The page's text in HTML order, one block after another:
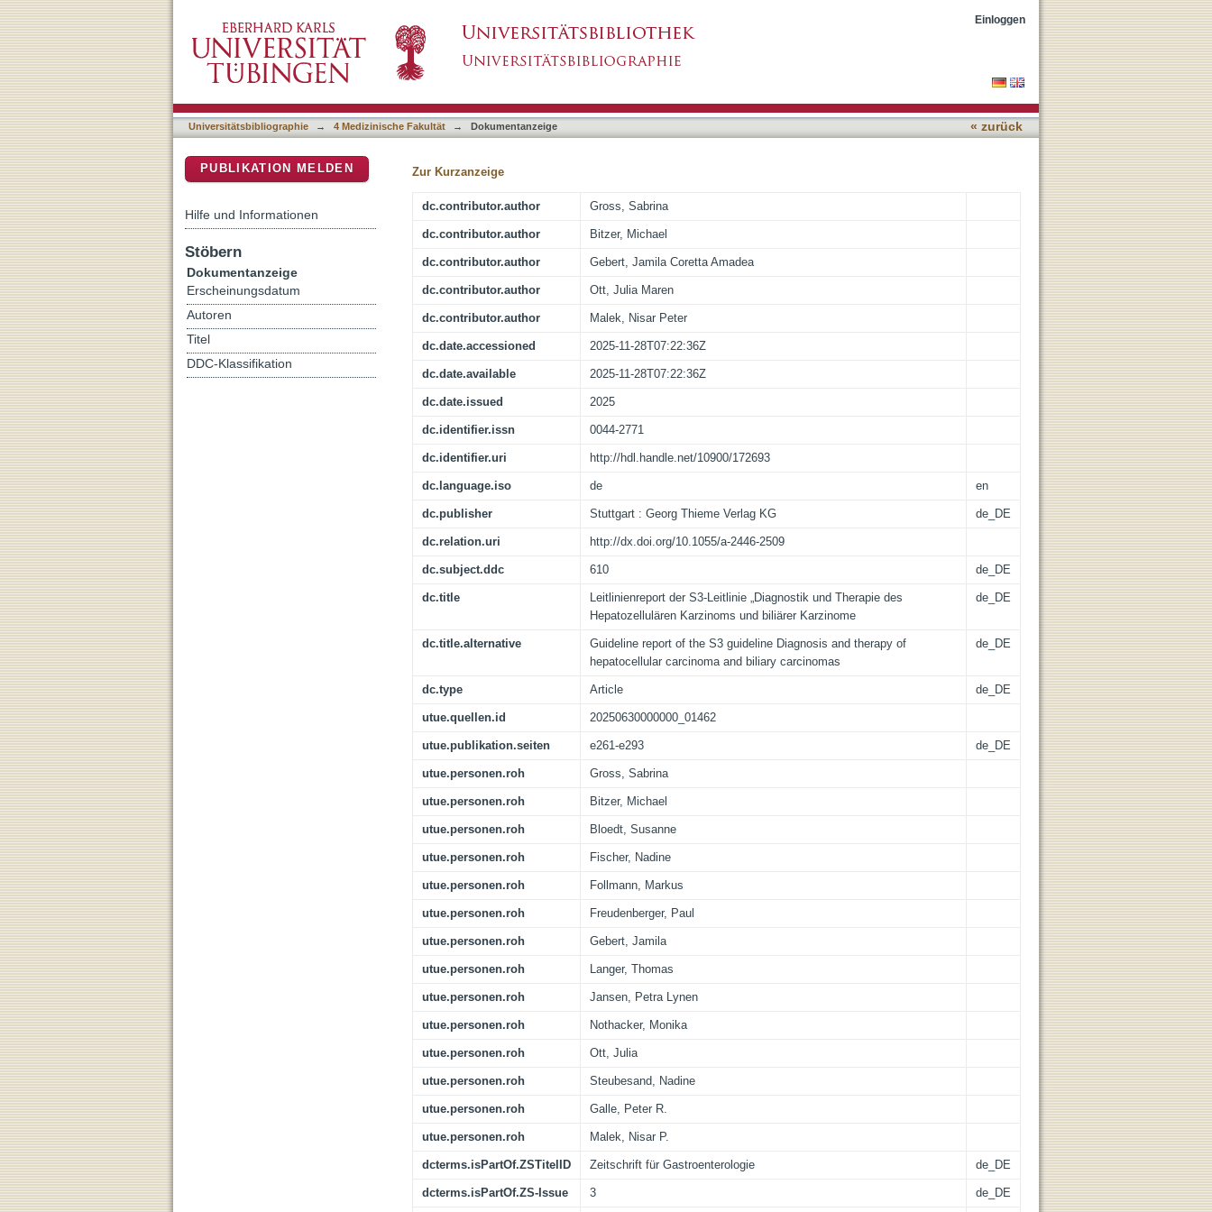
Leitlinienreport der S3-Leitlinie „Diagnostik und Therapie des Hepatozellulären Karzinoms und
biliärer Karzinome
Einloggen
Universitätsbibliographie → 4 Medizinische Fakultät → Dokumentanzeige « zurück
Zur Kurzanzeige
dc.contributor.author Gross, Sabrina
dc.contributor.author Bitzer, Michael
dc.contributor.author Gebert, Jamila Coretta Amadea
dc.contributor.author Ott, Julia Maren
dc.contributor.author Malek, Nisar Peter
dc.date.accessioned 2025-11-28T07:22:36Z
dc.date.available 2025-11-28T07:22:36Z
dc.date.issued 2025
dc.identifier.issn 0044-2771
dc.identifier.uri http://hdl.handle.net/10900/172693
dc.language.iso de en
dc.publisher Stuttgart : Georg Thieme Verlag KG de_DE
dc.relation.uri http://dx.doi.org/10.1055/a-2446-2509
dc.subject.ddc 610 de_DE
dc.title
Leitlinienreport der S3-Leitlinie „Diagnostik und Therapie des
Hepatozellulären Karzinoms und biliärer Karzinome
de_DE
dc.title.alternative
Guideline report of the S3 guideline Diagnosis and therapy of
hepatocellular carcinoma and biliary carcinomas
de_DE
dc.type Article de_DE
utue.quellen.id 20250630000000_01462
utue.publikation.seiten e261-e293 de_DE
utue.personen.roh Gross, Sabrina
utue.personen.roh Bitzer, Michael
utue.personen.roh Bloedt, Susanne
utue.personen.roh Fischer, Nadine
utue.personen.roh Follmann, Markus
utue.personen.roh Freudenberger, Paul
utue.personen.roh Gebert, Jamila
utue.personen.roh Langer, Thomas
utue.personen.roh Jansen, Petra Lynen
utue.personen.roh Nothacker, Monika
utue.personen.roh Ott, Julia
utue.personen.roh Steubesand, Nadine
utue.personen.roh Galle, Peter R.
utue.personen.roh Malek, Nisar P.
dcterms.isPartOf.ZSTitelID Zeitschrift für Gastroenterologie de_DE
dcterms.isPartOf.ZS-Issue 3 de_DE
PUBLIKATION MELDEN
Hilfe und Informationen
Stöbern
Dokumentanzeige
Erscheinungsdatum
Autoren
Titel
DDC-Klassifikation